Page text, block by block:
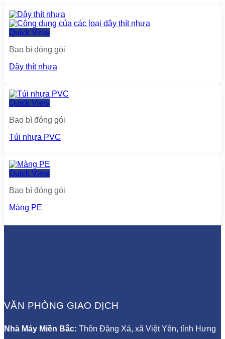
Quick View
Bao bì đóng gói
Dây thít nhựa
Quick View
Bao bì đóng gói
Túi nhựa PVC
Quick View
Bao bì đóng gói
Màng PE
VĂN PHÒNG GIAO DỊCH
Nhà Máy Miền Bắc: Thôn Đặng Xá, xã Việt Yên, tỉnh Hưng